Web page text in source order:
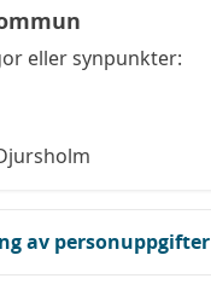
eller synpunkter:
av personuppgifter